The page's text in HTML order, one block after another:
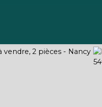
Recrutement